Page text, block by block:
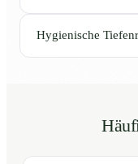
Hygienische